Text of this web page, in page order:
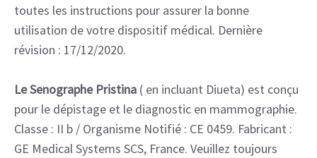
toutes les instructions pour assurer la bonne
utilisation de votre dispositif médical. Dernière
révision : 17/12/2020.
Le Senographe Pristina ( en incluant Diueta) est conçu
pour le dépistage et le diagnostic en mammographie.
Classe : II b / Organisme Notifié : CE 0459. Fabricant :
GE Medical Systems SCS, France. Veuillez toujours